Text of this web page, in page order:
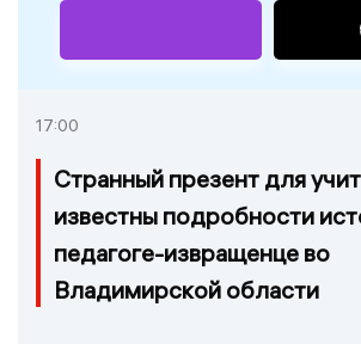
17:00
Странный презент для
известны подробности
педагоге-извращенце во
Владимирской области